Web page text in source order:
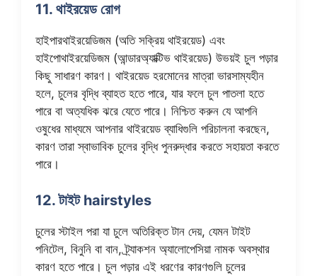
11. থাইরয়েড রোগ
হাইপারথাইরয়েডিজম (অতি সক্রিয় থাইরয়েড) এবং
হাইপোথাইরয়েডিজম (আন্ডারঅ্যাক্টিভ থাইরয়েড) উভয়ই চুল পড়ার
কিছু সাধারণ কারণ। থাইরয়েড হরমোনের মাত্রা ভারসাম্যহীন
হলে, চুলের বৃদ্ধি ব্যাহত হতে পারে, যার ফলে চুল পাতলা হতে
পারে বা অত্যধিক ঝরে যেতে পারে। নিশ্চিত করুন যে আপনি
ওষুধের মাধ্যমে আপনার থাইরয়েড ব্যাধিগুলি পরিচালনা করছেন,
কারণ তারা স্বাভাবিক চুলের বৃদ্ধি পুনরুদ্ধার করতে সহায়তা করতে
পারে।
12. টাইট hairstyles
চুলের স্টাইল পরা যা চুলে অতিরিক্ত টান দেয়, যেমন টাইট
পনিটেল, বিনুনি বা বান, ট্র্যাকশন অ্যালোপেসিয়া নামক অবস্থার
কারণ হতে পারে। চুল পড়ার এই ধরণের কারণগুলি চুলের